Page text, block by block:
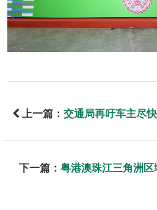
上一篇： 交通局再吁车主尽
下一篇： 粤港澳珠江三角洲